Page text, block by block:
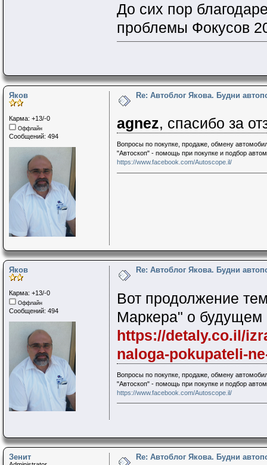
До сих пор
проблемы Фокусов
Яков
Карма: +13/-0
Оффлайн
Сообщений: 494
Re: Автоблог Якова. Будни
agnez, спасибо за
Вопросы по покупке, продаже, обмену
"Автоскоп" - помощь при покупке и подбор
https://www.facebook.com/Autoscope.il/
Яков
Карма: +13/-0
Оффлайн
Сообщений: 494
Re: Автоблог Якова. Будни
Вот продолжение
Маркера" о будущем
https://detaly.co.il/
naloga-pokupateli-
Вопросы по покупке, продаже, обмену
"Автоскоп" - помощь при покупке и подбор
https://www.facebook.com/Autoscope.il/
Зенит Re: Автоблог Якова. Будни